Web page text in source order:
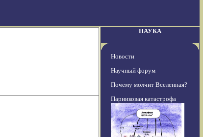
НАУКА
Новости
Научный форум
Почему молчит Вселенная?
Парниковая катастрофа